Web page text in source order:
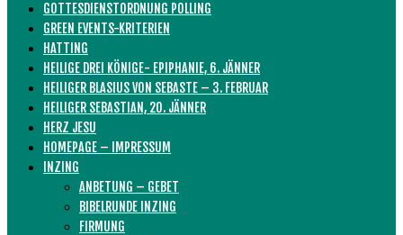
GOTTESDIENSTORDNUNG POLLING
GREEN EVENTS-KRITERIEN
HATTING
HEILIGE DREI KÖNIGE- EPIPHANIE, 6. JÄNNER
HEILIGER BLASIUS VON SEBASTE – 3. FEBRUAR
HEILIGER SEBASTIAN, 20. JÄNNER
HERZ JESU
HOMEPAGE – IMPRESSUM
INZING
ANBETUNG – GEBET
BIBELRUNDE INZING
FIRMUNG